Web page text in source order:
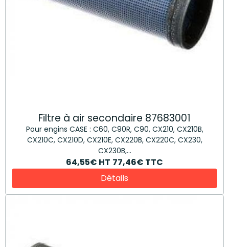
Filtre à air secondaire 87683001
Pour engins CASE : C60, C90R, C90, CX210, CX210B,
CX210C, CX210D, CX210E, CX220B, CX220C, CX230,
CX230B,...
64,55€ HT 77,46€ TTC
Détails